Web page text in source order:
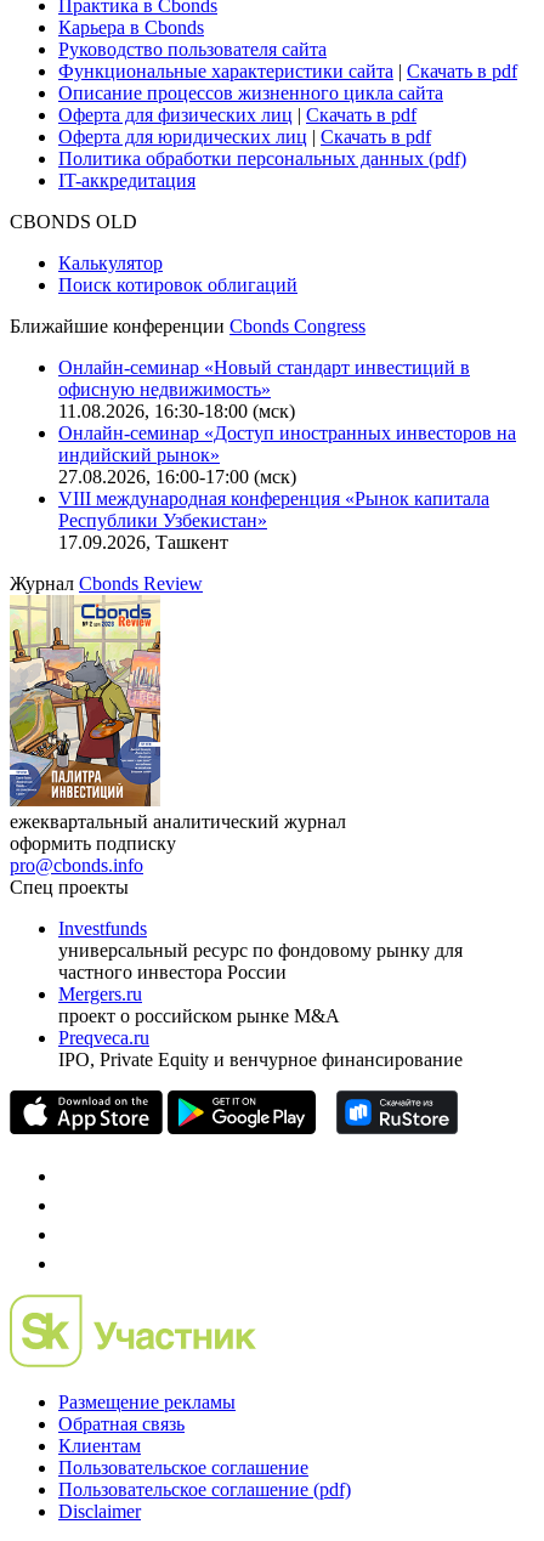
Практика в Cbonds
Карьера в Cbonds
Руководство пользователя сайта
Функциональные характеристики сайта | Скачать в pdf
Описание процессов жизненного цикла сайта
Оферта для физических лиц | Скачать в pdf
Оферта для юридических лиц | Скачать в pdf
Политика обработки персональных данных (pdf)
IT-аккредитация
CBONDS OLD
Калькулятор
Поиск котировок облигаций
Ближайшие конференции Cbonds Congress
Онлайн-семинар «Новый стандарт инвестиций в
офисную недвижимость»
11.08.2026, 16:30-18:00 (мск)
Онлайн-семинар «Доступ иностранных инвесторов на
индийский рынок»
27.08.2026, 16:00-17:00 (мск)
VIII международная конференция «Рынок капитала
Республики Узбекистан»
17.09.2026, Ташкент
Журнал Cbonds Review
ежеквартальный аналитический журнал
оформить подписку
pro@cbonds.info
Спец проекты
Investfunds
универсальный ресурс по фондовому рынку для
частного инвестора России
Mergers.ru
проект о российском рынке M&A
Preqveca.ru
IPO, Private Equity и венчурное финансирование
Размещение рекламы
Обратная связь
Клиентам
Пользовательское соглашение
Пользовательское соглашение (pdf)
Disclaimer